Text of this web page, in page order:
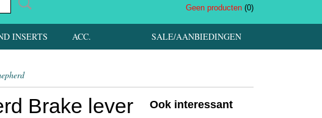
Geen producten (0)
SALE/AANBIEDINGEN
INSERTS ACC.
Brake lever
Ook interessant